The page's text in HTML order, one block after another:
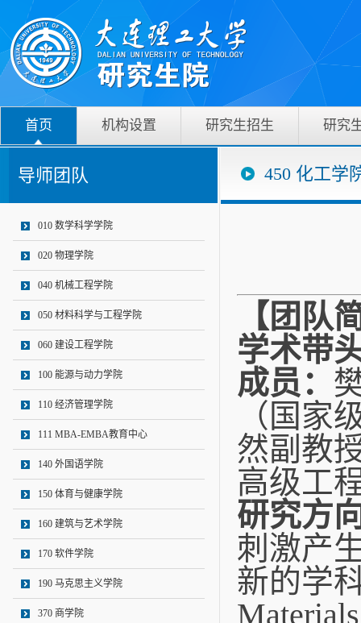
首页 机构设置 研究生招生 研究
导师团队
010 数学科学学院
020 物理学院
040 机械工程学院
050 材料科学与工程学院
060 建设工程学院
100 能源与动力学院
110 经济管理学院
111 MBA-EMBA教育中心
140 外国语学院
150 体育与健康学院
160 建筑与艺术学院
170 软件学院
190 马克思主义学院
370 商学院
450 化工学
【团队
学术带
成员：
（国家
然副教
高级工
研究方
刺激产
新的学